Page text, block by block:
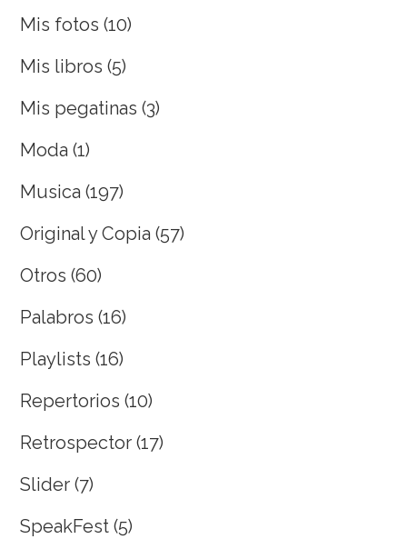
Mis fotos (10)
Mis libros (5)
Mis pegatinas (3)
Moda (1)
Musica (197)
Original y Copia (57)
Otros (60)
Palabros (16)
Playlists (16)
Repertorios (10)
Retrospector (17)
Slider (7)
SpeakFest (5)